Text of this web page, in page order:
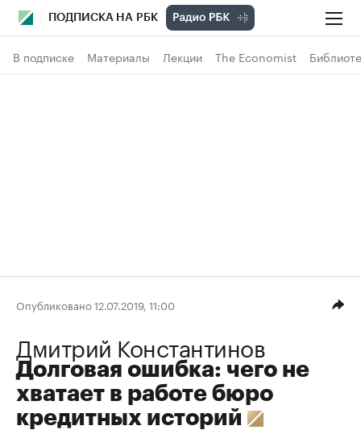
ПОДПИСКА НА РБК
В подписке Материалы Лекции The Economist
Опубликовано 12.07.2019, 11:00
Дмитрий Константинов
Долговая ошибка: чего не
хватает в работе бюро
кредитных историй